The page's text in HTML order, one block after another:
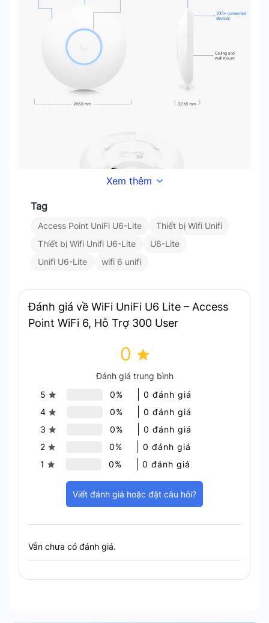
Unifi U6 Lite đạt tốc độ lên đến 1501Mbps, 300 User, LAN
gigabit
Thiết Kế Nhỏ Gọn, Hiện Đại Và Tiết Kiệm Không
WiFi Unifi U6 Lite có thiết kế nhỏ gọn và tinh tế,
dễ dàng lắp đặt và hòa hợp với bất kỳ không gian
nào. Với kích thước nhỏ và kiểu dáng hiện đại,
thiết bị này không chỉ tiết kiệm không gian mà còn
mang lại vẻ ngoài chuyên nghiệp cho bất kỳ
Tăng Hiệu Quả Băng Thông Với OFDMA
(Orthogonal Frequency Division Multiple Access)
Công nghệ này nâng cao hiệu quả sử dụng băng
mà không làm giảm tốc độ.
Xem thêm
Tag
Access Point UniFi U6-Lite
Thiết bị Wifi Unifi
Thiết bị Wifi Unifi U6-Lite
U6-Lite
Unifi U6-Lite
wifi 6 unifi
Đánh giá về WiFi UniFi U6 Lite – Access
Point WiFi 6, Hỗ Trợ 300 User
0
Đánh giá trung bình
5
0%
0 đánh giá
4
0%
0 đánh giá
3
0%
0 đánh giá
2
0%
0 đánh giá
1
0% 0 đánh giá
Viết đánh giá hoặc đặt câu hỏi?
Vẫn chưa có đánh giá.